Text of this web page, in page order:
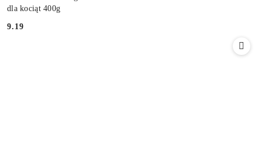
dla kociąt 400g
Cena:
9.19